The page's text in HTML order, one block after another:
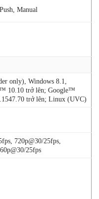
Manual
only), Windows 8.1,
10.10 trở lên; Google™
trở lên; Linux (UVC)
720p@30/25fps,
25fps